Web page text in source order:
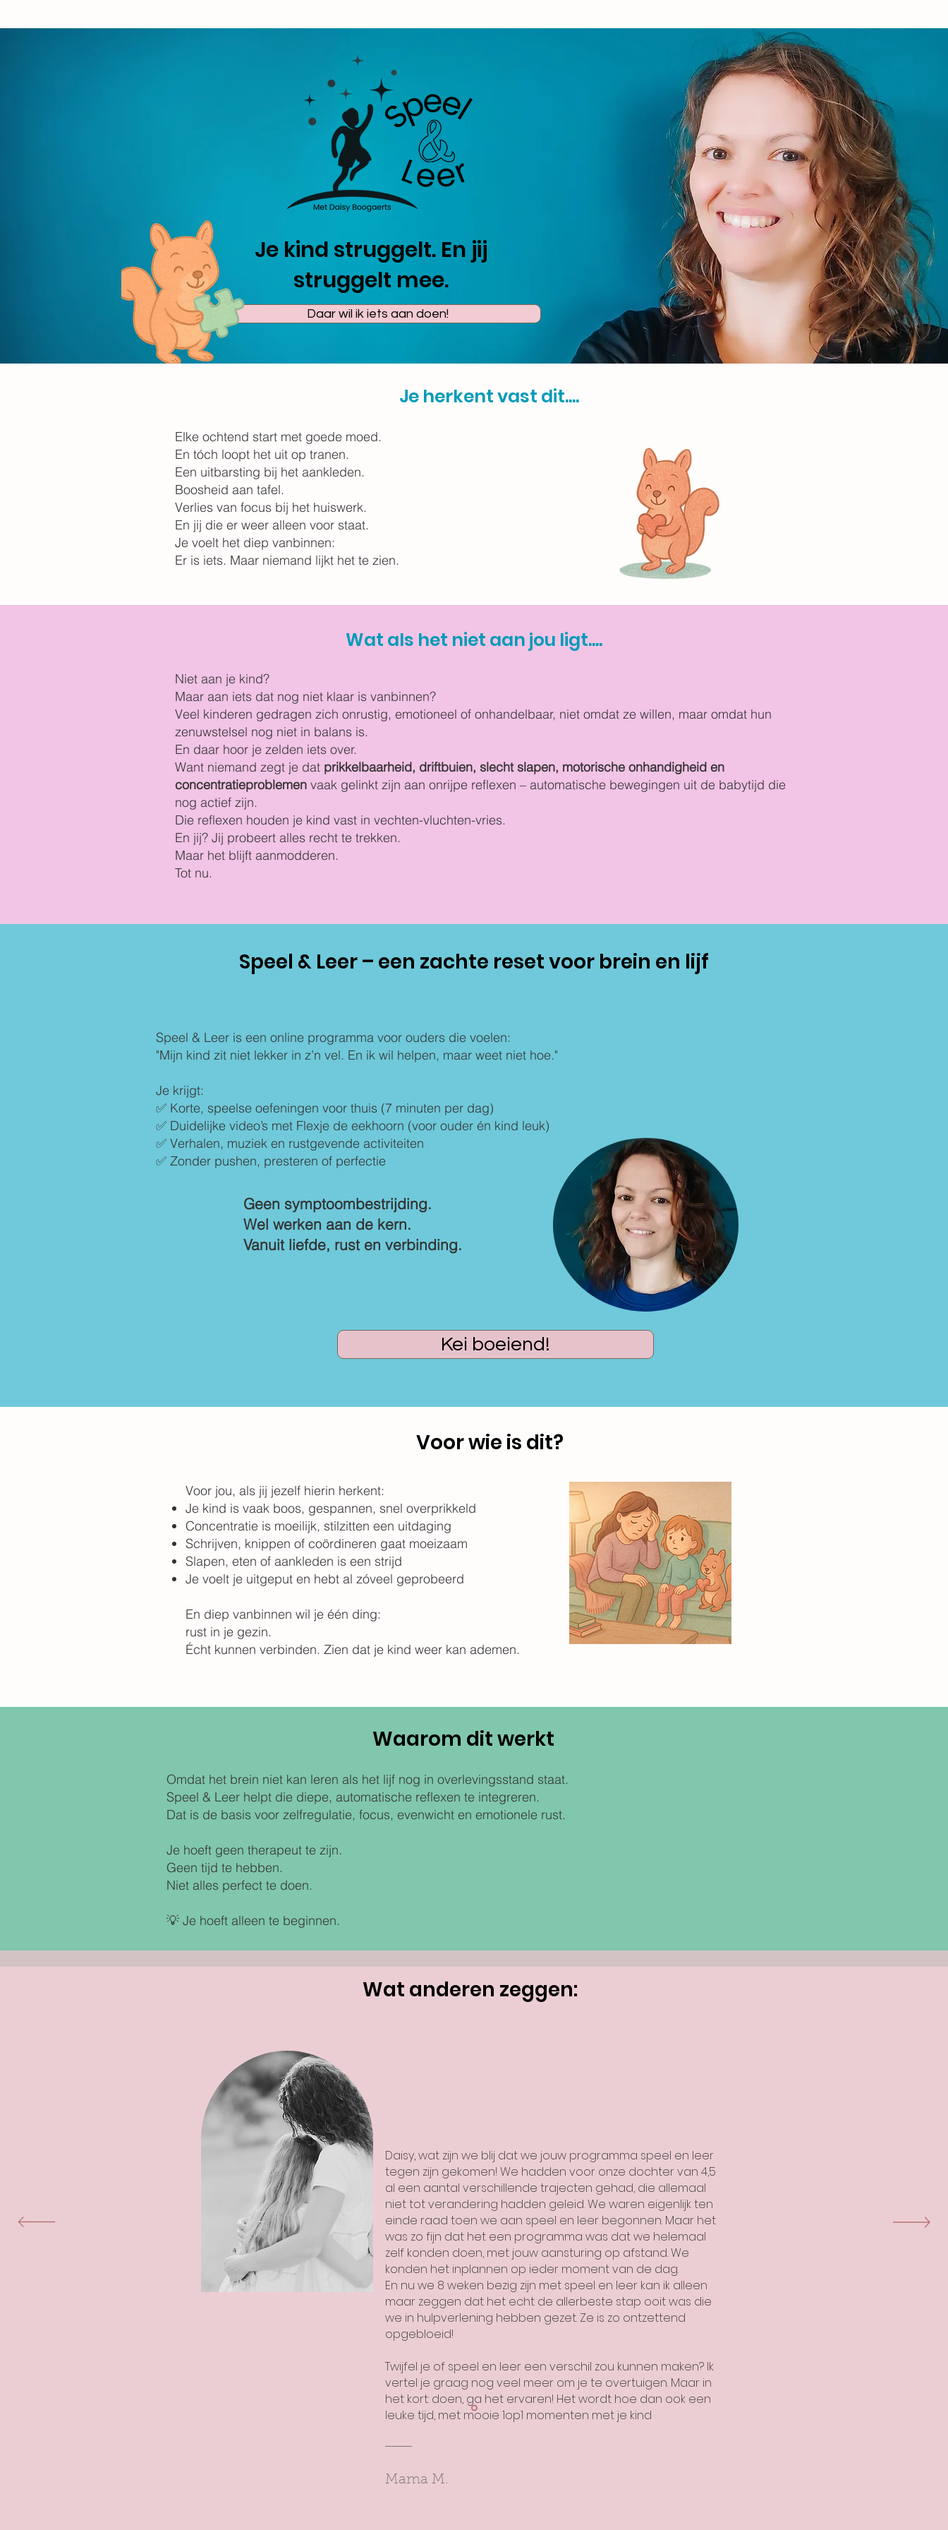
Je kind struggelt. En jij
struggelt mee.
Daar wil ik iets aan doen!
Je herkent vast dit....
Elke ochtend start met goede moed.
En tóch loopt het uit op tranen.
Een uitbarsting bij het aankleden.
Boosheid aan tafel.
Verlies van focus bij het huiswerk.
En jij die er weer alleen voor staat.
Je voelt het diep vanbinnen:
Er is iets. Maar niemand lijkt het te zien.
Wat als het niet aan jou ligt....
Niet aan je kind?
Maar aan iets dat nog niet klaar is vanbinnen?
Veel kinderen gedragen zich onrustig, emotioneel of onhandelbaar, niet omdat ze willen, maar omdat hun
zenuwstelsel nog niet in balans is.
En daar hoor je zelden iets over.
Want niemand zegt je dat prikkelbaarheid, driftbuien, slecht slapen, motorische onhandigheid en
concentratieproblemen vaak gelinkt zijn aan onrijpe reflexen – automatische bewegingen uit de babytijd die
nog actief zijn.
Die reflexen houden je kind vast in vechten-vluchten-vries.
En jij? Jij probeert alles recht te trekken.
Maar het blijft aanmodderen.
Tot nu.
Speel & Leer – een zachte reset voor brein en lijf
Speel & Leer is een online programma voor ouders die voelen:
"Mijn kind zit niet lekker in z’n vel. En ik wil helpen, maar weet niet hoe."
Je krijgt:
✅ Korte, speelse oefeningen voor thuis (7 minuten per dag)
✅ Duidelijke video’s met Flexje de eekhoorn (voor ouder én kind leuk)
✅ Verhalen, muziek en rustgevende activiteiten
✅ Zonder pushen, presteren of perfectie
Geen symptoombestrijding.
Wel werken aan de kern.
Vanuit liefde, rust en verbinding.
Kei boeiend!
Voor wie is dit?
Voor jou, als jij jezelf hierin herkent:
Je kind is vaak boos, gespannen, snel overprikkeld
Concentratie is moeilijk, stilzitten een uitdaging
Schrijven, knippen of coördineren gaat moeizaam
Slapen, eten of aankleden is een strijd
Je voelt je uitgeput en hebt al zóveel geprobeerd
En diep vanbinnen wil je één ding:
rust in je gezin.
Écht kunnen verbinden. Zien dat je kind weer kan ademen.
Waarom dit werkt
Omdat het brein niet kan leren als het lijf nog in overlevingsstand staat.
Speel & Leer helpt die diepe, automatische reflexen te integreren.
Dat is de basis voor zelfregulatie, focus, evenwicht en emotionele rust.
Je hoeft geen therapeut te zijn.
Geen tijd te hebben.
Niet alles perfect te doen.
💡 Je hoeft alleen te beginnen.
Wat anderen zeggen:
Daisy, wat zijn we blij dat we jouw programma speel en leer
tegen zijn gekomen! We hadden voor onze dochter van 4,5
al een aantal verschillende trajecten gehad, die allemaal
niet tot verandering hadden geleid. We waren eigenlijk ten
einde raad toen we aan speel en leer begonnen. Maar het
was zo fijn dat het een programma was dat we helemaal
zelf konden doen, met jouw aansturing op afstand. We
konden het inplannen op ieder moment van de dag.
En nu we 8 weken bezig zijn met speel en leer kan ik alleen
maar zeggen dat het echt de allerbeste stap ooit was die
we in hulpverlening hebben gezet. Ze is zo ontzettend
opgebloeid!
Twijfel je of speel en leer een verschil zou kunnen maken? Ik
vertel je graag nog veel meer om je te overtuigen. Maar in
het kort: doen, ga het ervaren! Het wordt hoe dan ook een
leuke tijd, met mooie 1op1 momenten met je kind
Mama M.